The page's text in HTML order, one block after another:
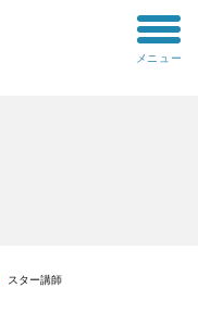
toggle
メニュー
スター講師